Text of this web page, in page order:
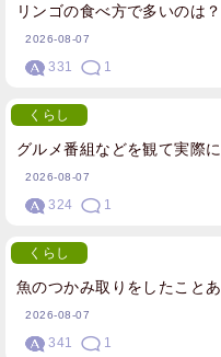
リンゴの食べ方で多いのは？
2026-08-07
331 1
グルメ番組などを観て実際
くらし
2026-08-07
324 1
魚のつかみ取りをしたこと
くらし
2026-08-07
341 1